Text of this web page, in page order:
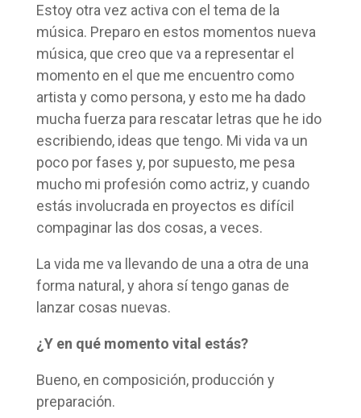
Estoy otra vez activa con el tema de la
música. Preparo en estos momentos nueva
música, que creo que va a representar el
momento en el que me encuentro como
artista y como persona, y esto me ha dado
mucha fuerza para rescatar letras que he ido
escribiendo, ideas que tengo. Mi vida va un
poco por fases y, por supuesto, me pesa
mucho mi profesión como actriz, y cuando
estás involucrada en proyectos es difícil
compaginar las dos cosas, a veces.
La vida me va llevando de una a otra de una
forma natural, y ahora sí tengo ganas de
lanzar cosas nuevas.
¿Y en qué momento vital estás?
Bueno, en composición, producción y
preparación.